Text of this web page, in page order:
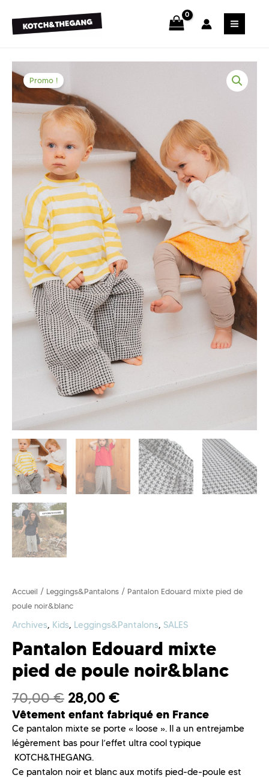
Promo !
Accueil / Leggings&Pantalons / Pantalon Edouard mixte pied de
poule noir&blanc
Archives, Kids, Leggings&Pantalons, SALES
Pantalon Edouard mixte
pied de poule noir&blanc
70,00€ 28,00 €
Vêtement enfant fabriqué en France
Ce pantalon mixte se porte « loose ». Il a un entrejambe
légèrement bas pour l’effet ultra cool typique
KOTCH&THEGANG.
Ce pantalon noir et blanc aux motifs pied-de-poule est